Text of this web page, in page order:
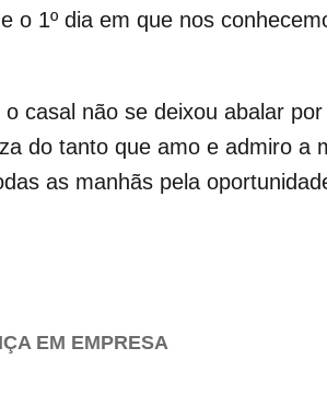
o 1º dia em que nos
casal não se deixou abalar
do tanto que amo e admiro a
as manhãs pela
EM EMPRESA